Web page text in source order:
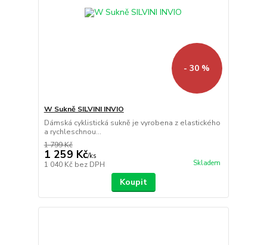
- 30 %
W Sukně SILVINI INVIO
Dámská cyklistická sukně je vyrobena z elastického
a rychleschnou...
1 799 Kč
1 259 Kč/ks
1 040 Kč bez DPH Skladem
Koupit